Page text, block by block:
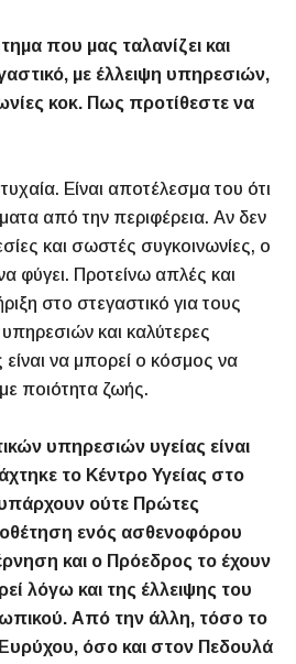
που μας ταλανίζει και
με έλλειψη υπηρεσιών,
κοκ. Πως προτίθεστε να
Είναι αποτέλεσμα του ότι
από την περιφέρεια. Αν δεν
και σωστές συγκοινωνίες, ο
φύγει. Προτείνω απλές και
στο στεγαστικό για τους
και καλύτερες
είναι να μπορεί ο κόσμος να
ποιότητα ζωής.
υπηρεσιών υγείας είναι
το Κέντρο Υγείας στο
ούτε Πρώτες
ενός ασθενοφόρου
και ο Πρόεδρος το έχουν
λόγω και της έλλειψης του
Από την άλλη, τόσο το
όσο και στον Πεδουλά